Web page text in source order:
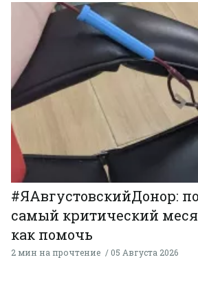
#ЯАвгустовскийДонор:
самый критический
как помочь
2 мин на прочтение 05 Августа 2026